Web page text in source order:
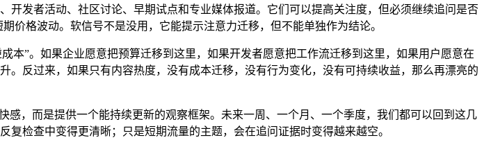
发者活动、社区讨论、早期试点和专业媒体报道。它们可以提高关注度，但必须继续追问是否
价格波动。软信号不是没用，它能提示注意力迁移，但不能单独作为结论。
本”。如果企业愿意把预算迁移到这里，如果开发者愿意把工作流迁移到这里，如果用户愿意在
反过来，如果只有内容热度，没有成本迁移，没有行为变化，没有可持续收益，那么再漂亮的
，而是提供一个能持续更新的观察框架。未来一周、一个月、一个季度，我们都可以回到这几
检查中变得更清晰；只是短期流量的主题，会在追问证据时变得越来越空。